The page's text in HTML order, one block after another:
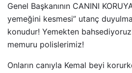
Genel Başkanının CANINI
yemeğini kesmesi” utanç
konudur! Yemekten
memuru polislerimiz!
Onların canıyla Kemal beyi